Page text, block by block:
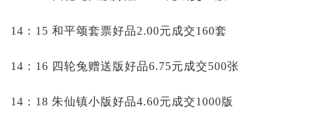
14：15 和平颂套票好品2.00元成交160套
14：16 四轮兔赠送版好品6.75元成交500张
14：18 朱仙镇小版好品4.60元成交1000版